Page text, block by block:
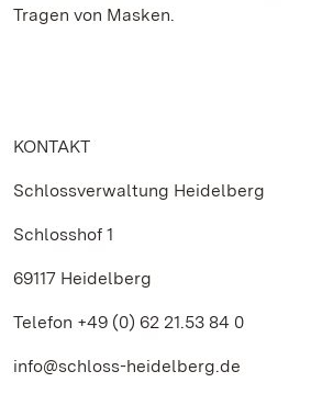
Tragen von Masken.
KONTAKT
Schlossverwaltung Heidelberg
Schlosshof 1
69117 Heidelberg
Telefon +49 (0) 62 21.53 84 0
info@schloss-heidelberg.de